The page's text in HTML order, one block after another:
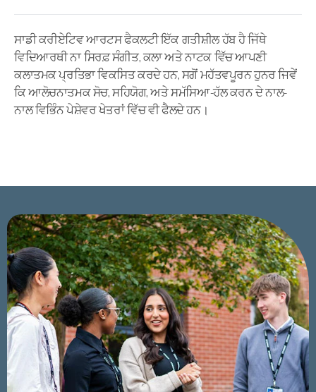
ਸਾਡੀ ਕਰੀਏਟਿਵ ਆਰਟਸ ਫੈਕਲਟੀ ਇੱਕ ਗਤੀਸ਼ੀਲ ਹੱਬ ਹੈ ਜਿੱਥੇ
ਵਿਦਿਆਰਥੀ ਨਾ ਸਿਰਫ਼ ਸੰਗੀਤ, ਕਲਾ ਅਤੇ ਨਾਟਕ ਵਿੱਚ ਆਪਣੀ
ਕਲਾਤਮਕ ਪ੍ਰਤਿਭਾ ਵਿਕਸਿਤ ਕਰਦੇ ਹਨ, ਸਗੋਂ ਮਹੱਤਵਪੂਰਨ ਹੁਨਰ ਜਿਵੇਂ
ਕਿ ਆਲੋਚਨਾਤਮਕ ਸੋਚ, ਸਹਿਯੋਗ, ਅਤੇ ਸਮੱਸਿਆ-ਹੱਲ ਕਰਨ ਦੇ ਨਾਲ-
ਨਾਲ ਵਿਭਿੰਨ ਪੇਸ਼ੇਵਰ ਖੇਤਰਾਂ ਵਿੱਚ ਵੀ ਫੈਲਦੇ ਹਨ।